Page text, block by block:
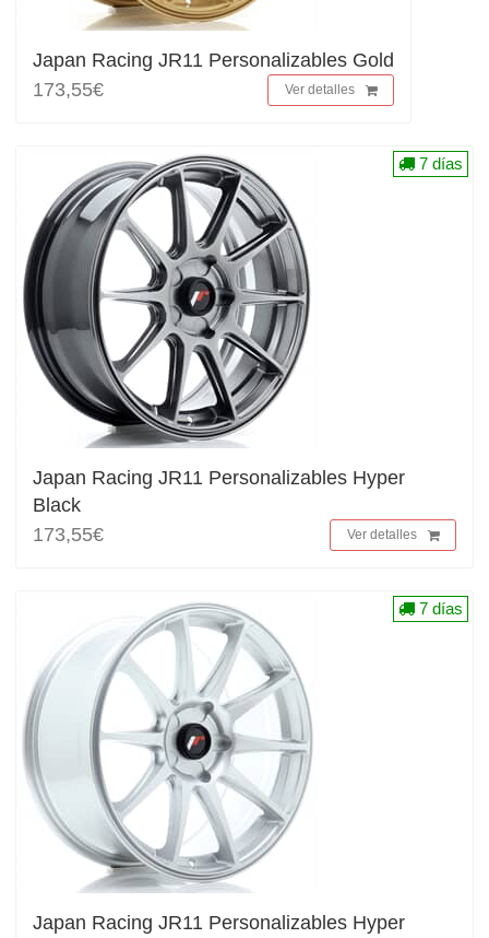
Japan Racing JR11 Personalizables Gold
173,55€
Ver detalles
Japan Racing JR11 Personalizables Hyper
Black
173,55€
Ver detalles
7 días
Japan Racing JR11 Personalizables Hyper
7 días